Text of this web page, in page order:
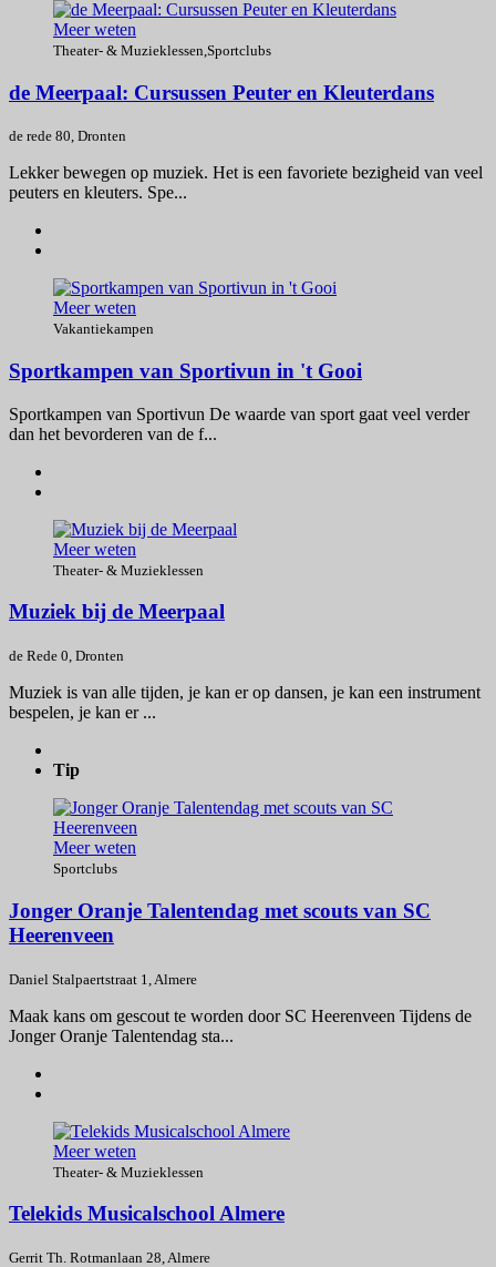
Meer weten
Theater- & Muzieklessen Sportclubs
de Meerpaal: Cursussen Peuter en Kleuterdans
de rede 80, Dronten
Lekker bewegen op muziek. Het is een favoriete bezigheid van veel
peuters en kleuters. Spe...
Meer weten
Vakantiekampen
Sportkampen van Sportivun in 't Gooi
Sportkampen van Sportivun De waarde van sport gaat veel verder
dan het bevorderen van de f...
Meer weten
Theater- & Muzieklessen
Muziek bij de Meerpaal
de Rede 0, Dronten
Muziek is van alle tijden, je kan er op dansen, je kan een instrument
bespelen, je kan er ...
Tip
Meer weten
Sportclubs
Jonger Oranje Talentendag met scouts van SC
Heerenveen
Daniel Stalpaertstraat 1, Almere
Maak kans om gescout te worden door SC Heerenveen Tijdens de
Jonger Oranje Talentendag sta...
Meer weten
Theater- & Muzieklessen
Telekids Musicalschool Almere
Gerrit Th. Rotmanlaan 28, Almere